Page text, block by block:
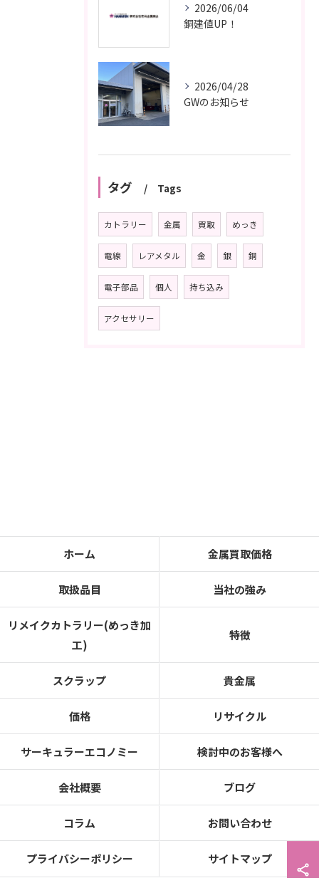
2026/06/04
銅建値UP！
2026/04/28
GWのお知らせ
タグ Tags
カトラリー 金属 買取 めっき
電線 レアメタル 金 銀 銅
電子部品 個人 持ち込み
アクセサリー
ホーム 金属買取価格
取扱品目 当社の強み
リメイクカトラリー(めっき加
工)
特徴
スクラップ 貴金属
価格 リサイクル
サーキュラーエコノミー 検討中のお客様へ
会社概要 ブログ
コラム お問い合わせ
プライバシーポリシー サイトマップ